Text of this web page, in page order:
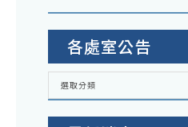
各處室公告
各
室
選取分類